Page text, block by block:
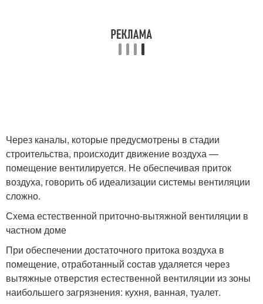
Через каналы, которые предусмотрены в стадии
строительства, происходит движение воздуха —
помещение вентилируется. Не обеспечивая приток
воздуха, говорить об идеализации системы вентиляции
сложно.
Схема естественной приточно-вытяжной вентиляции в
частном доме
При обеспечении достаточного притока воздуха в
помещение, отработанный состав удаляется через
вытяжные отверстия естественной вентиляции из зоны
наибольшего загрязнения: кухня, ванная, туалет.